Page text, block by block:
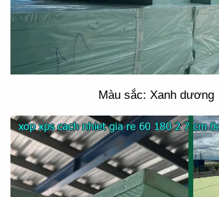
Màu sắc: Xanh dương